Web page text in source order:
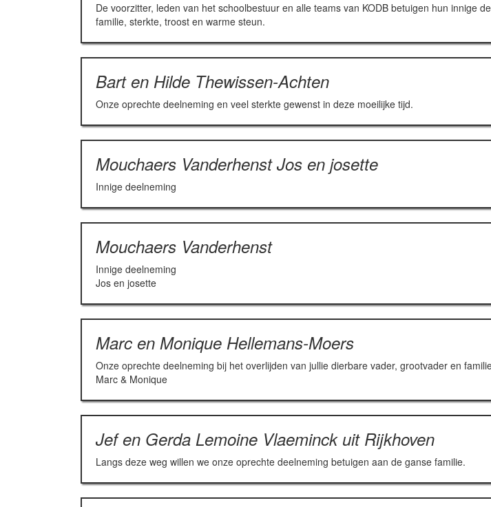
De voorzitter, leden van het schoolbestuur en alle teams van KODB betuigen hun innige
familie, sterkte, troost en warme steun.
Bart en Hilde Thewissen-Achten
Onze oprechte deelneming en veel sterkte gewenst in deze moeilijke tijd.
Mouchaers Vanderhenst Jos en josette
Innige deelneming
Mouchaers Vanderhenst
Innige deelneming
Jos en josette
Marc en Monique Hellemans-Moers
Onze oprechte deelneming bij het overlijden van jullie dierbare vader, grootvader en
Marc & Monique
Jef en Gerda Lemoine Vlaeminck uit Rijkhoven
Langs deze weg willen we onze oprechte deelneming betuigen aan de ganse familie.